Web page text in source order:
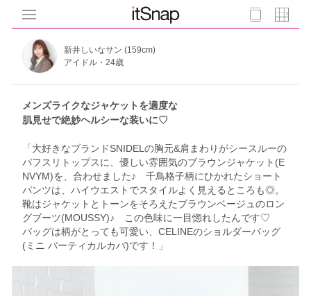
新井しいなサン (159cm)
アイドル・24歳
メンズライクなジャケットを適度な
肌見せで絶妙ヘルシーな装いに♡
「大好きなブランドSNIDELの胸元&肩まわりがシースルーの
パフスリトップスに、優しい雰囲気のブラウンジャケット(E
NVYM)を、合わせました♪ 千鳥格子柄にひかれたショート
パンツは、ハイウエストでスタイルよく見えるところも◎。
靴はジャケットとトーンをそろえたブラウンベージュのロン
グブーツ(MOUSSY)♪ この色味に一目惚れしたんです♡
バッグは柄がとっても可愛い、CELINEのショルダーバッグ
(ミニ バーティカルカバ)です！」